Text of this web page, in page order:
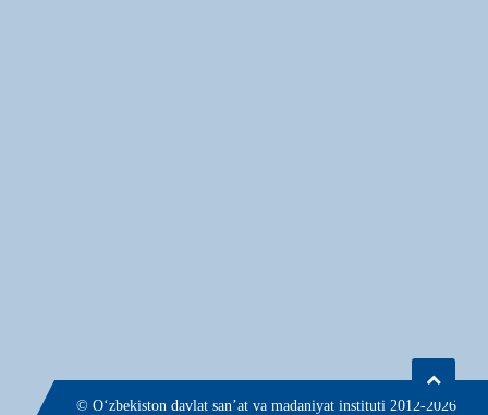
© О‘zbekiston davlat san’at va madaniyat instituti 2012-2026